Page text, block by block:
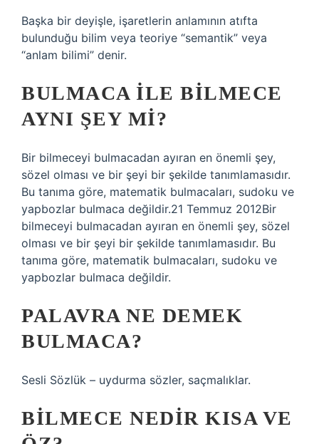
Başka bir deyişle, işaretlerin anlamının atıfta
bulunduğu bilim veya teoriye “semantik” veya
“anlam bilimi” denir.
BULMACA ILE BILMECE
AYNI ŞEY MI?
Bir bilmeceyi bulmacadan ayıran en önemli şey,
sözel olması ve bir şeyi bir şekilde tanımlamasıdır.
Bu tanıma göre, matematik bulmacaları, sudoku ve
yapbozlar bulmaca değildir.21 Temmuz 2012Bir
bilmeceyi bulmacadan ayıran en önemli şey, sözel
olması ve bir şeyi bir şekilde tanımlamasıdır. Bu
tanıma göre, matematik bulmacaları, sudoku ve
yapbozlar bulmaca değildir.
PALAVRA NE DEMEK
BULMACA?
Sesli Sözlük – uydurma sözler, saçmalıklar.
BILMECE NEDIR KISA VE